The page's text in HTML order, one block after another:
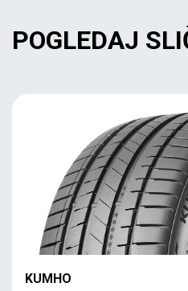
POGLEDAJ
KUMHO